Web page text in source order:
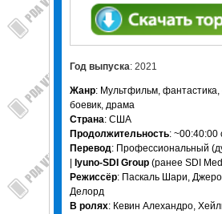
Год выпуска: 2021
Жанр: Мультфильм, фантастика,
боевик, драма
Страна: США
Продолжительность: ~00:40:00
Перевод: Профессиональный
Iyuno-SDI Group(ранее SDI
Режиссёр: Паскаль Шари,
Делорд
В ролях: Кевин Алехандро,